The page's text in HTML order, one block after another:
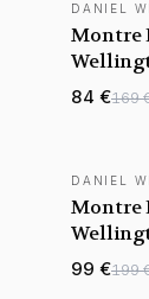
DANIEL
Montre
84 €169
DANIEL
Montre
99 €199